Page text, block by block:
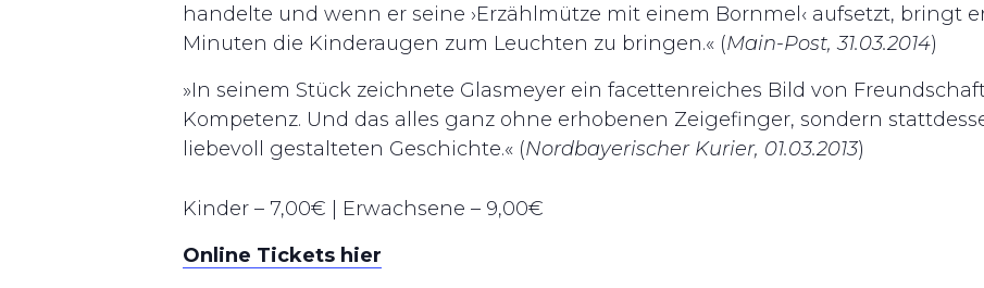
handelte und wenn er seine ›Erzählmütze mit einem Bornmel‹ aufsetzt, bringt
Minuten die Kinderaugen zum Leuchten zu bringen.« (Main-Post, 31.03.2014)
»In seinem Stück zeichnete Glasmeyer ein facettenreiches Bild von
Kompetenz. Und das alles ganz ohne erhobenen Zeigefinger, sondern
liebevoll gestalteten Geschichte.« (Nordbayerischer Kurier, 01.03.2013)
Kinder – 7,00€ | Erwachsene – 9,00€
Online Tickets hier